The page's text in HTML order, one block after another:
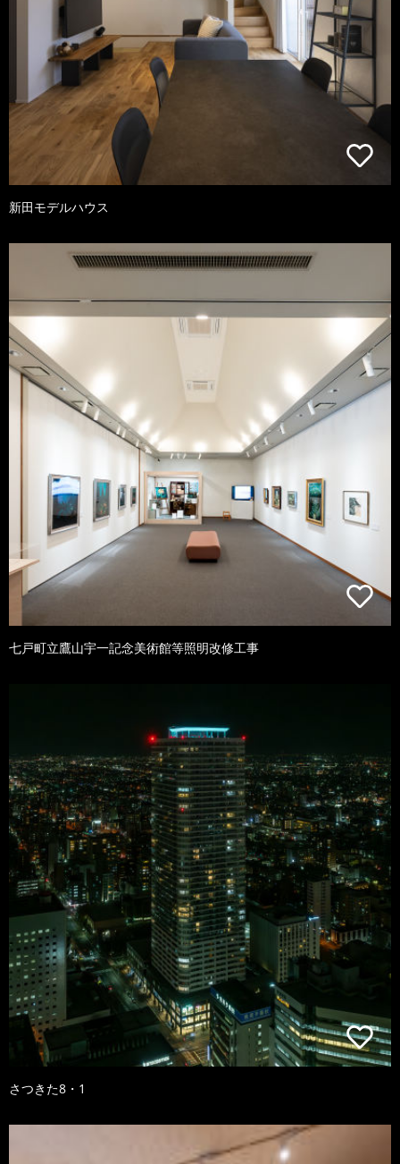
新田モデルハウス
七戸町立鷹山宇一記念美術館等照明改修工事
さつきた8・1